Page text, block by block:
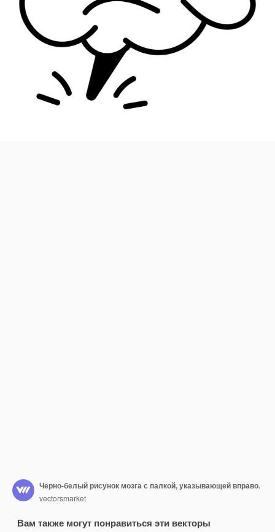
Черно-белый рисунок мозга с палкой, указывающей вправо.
vectorsmarket
Вам также могут понравиться эти векторы